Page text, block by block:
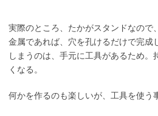
実際のところ、たかがスタンドなので
金属であれば、穴を孔けるだけで完成
しまうのは、手元に工具があるため。
くなる。
何かを作るのも楽しいが、工具を使う